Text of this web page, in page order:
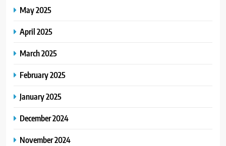
May 2025
April 2025
March 2025
February 2025
January 2025
December 2024
November 2024